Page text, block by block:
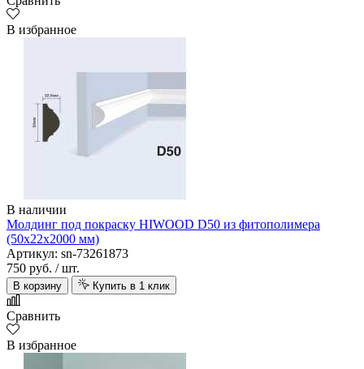
В избранное
В наличии
Молдинг под покраску HIWOOD D50 из фитополимера
(50х22х2000 мм)
Артикул: sn-73261873
750 руб. / шт.
В корзину Купить в 1 клик
Сравнить
В избранное